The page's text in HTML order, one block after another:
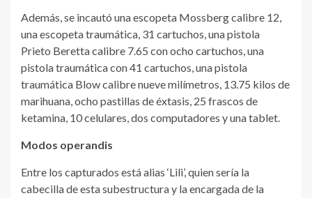
Además, se incautó una escopeta Mossberg calibre 12,
una escopeta traumática, 31 cartuchos, una pistola
Prieto Beretta calibre 7.65 con ocho cartuchos, una
pistola traumática con 41 cartuchos, una pistola
traumática Blow calibre nueve milímetros, 13.75 kilos de
marihuana, ocho pastillas de éxtasis, 25 frascos de
ketamina, 10 celulares, dos computadores y una tablet.
Modos operandis
Entre los capturados está alias ‘Lili’, quien sería la
cabecilla de esta subestructura y la encargada de la